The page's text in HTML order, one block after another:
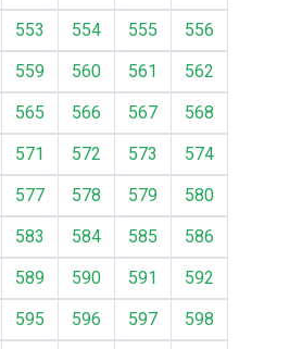
553 554 555
556
559 560 561
562
565 566 567
568
571 572 573
574
577 578 579
580
583 584 585
586
589 590 591
592
595 596 597
598